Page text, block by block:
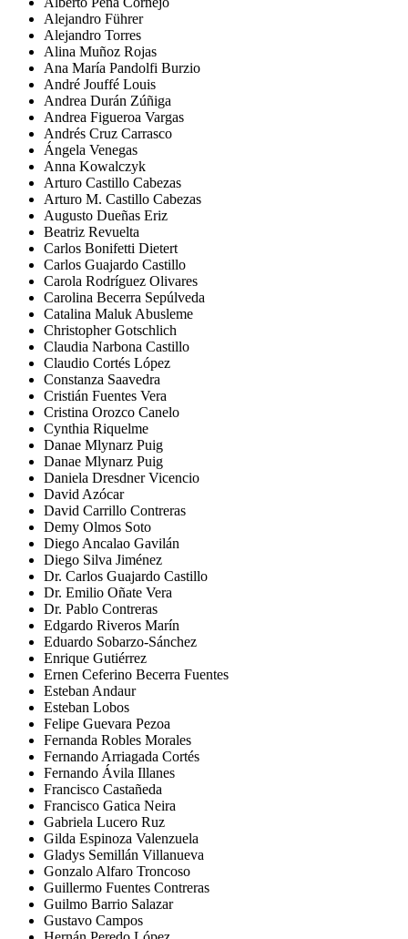
Alejandro Führer
Alejandro Torres
Alina Muñoz Rojas
Ana María Pandolfi Burzio
André Jouffé Louis
Andrea Durán Zúñiga
Andrea Figueroa Vargas
Andrés Cruz Carrasco
Ángela Venegas
Anna Kowalczyk
Arturo Castillo Cabezas
Arturo M. Castillo Cabezas
Augusto Dueñas Eriz
Beatriz Revuelta
Carlos Bonifetti Dietert
Carlos Guajardo Castillo
Carola Rodríguez Olivares
Carolina Becerra Sepúlveda
Catalina Maluk Abusleme
Christopher Gotschlich
Claudia Narbona Castillo
Claudio Cortés López
Constanza Saavedra
Cristián Fuentes Vera
Cristina Orozco Canelo
Cynthia Riquelme
Danae Mlynarz Puig
Danae Mlynarz Puig
Daniela Dresdner Vicencio
David Azócar
David Carrillo Contreras
Demy Olmos Soto
Diego Ancalao Gavilán
Diego Silva Jiménez
Dr. Carlos Guajardo Castillo
Dr. Emilio Oñate Vera
Dr. Pablo Contreras
Edgardo Riveros Marín
Eduardo Sobarzo-Sánchez
Enrique Gutiérrez
Ernen Ceferino Becerra Fuentes
Esteban Andaur
Esteban Lobos
Felipe Guevara Pezoa
Fernanda Robles Morales
Fernando Arriagada Cortés
Fernando Ávila Illanes
Francisco Castañeda
Francisco Gatica Neira
Gabriela Lucero Ruz
Gilda Espinoza Valenzuela
Gladys Semillán Villanueva
Gonzalo Alfaro Troncoso
Guillermo Fuentes Contreras
Guilmo Barrio Salazar
Gustavo Campos